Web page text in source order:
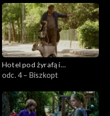
Hotel pod żyrafą i
nosorożcem
odc. 4 – Biszkopt